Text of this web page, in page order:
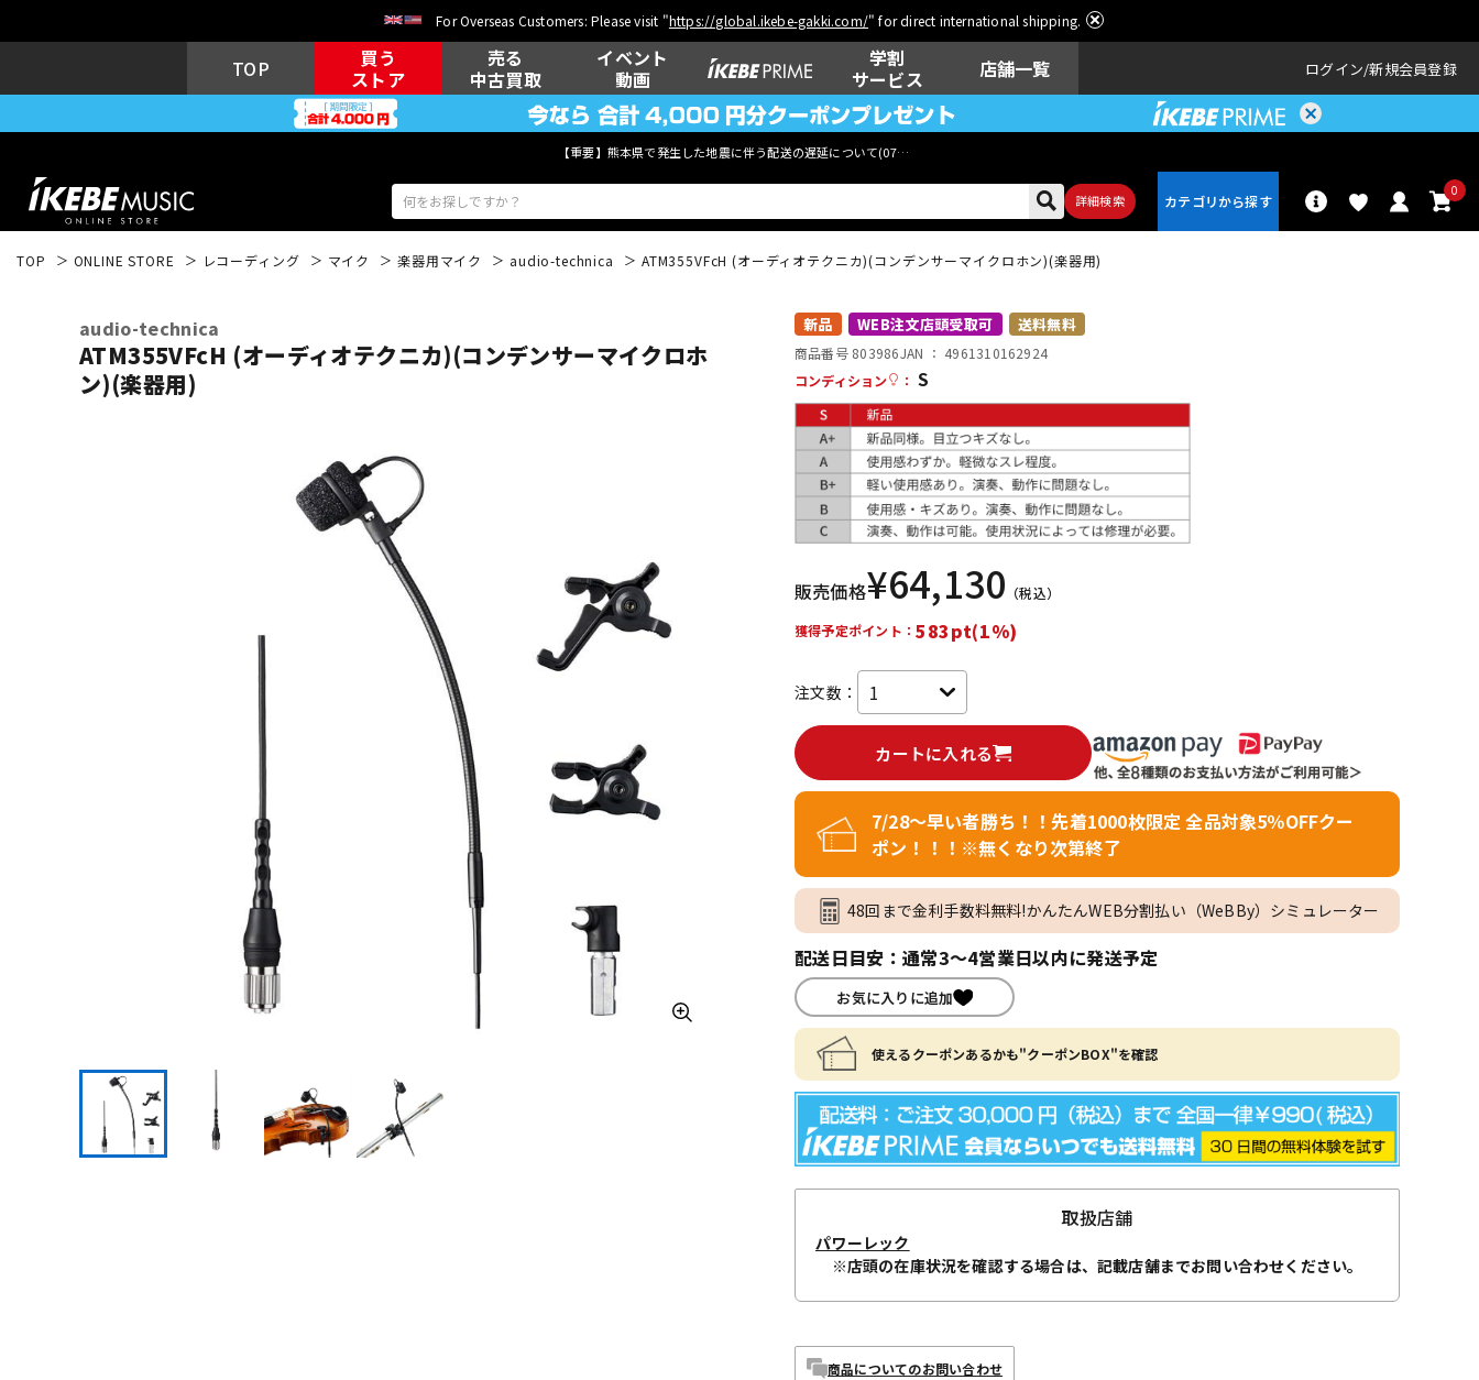
For Overseas Customers: Please visit "https://global.ikebe-gakki.com/" for direct international shipping.
TOP
買う
ストア
売る
中古買取
イベント
動画
学割
サービス
店舗一覧 ログイン 新規会員登録
【重要】熊本県で発生した地震に伴う配送の遅延について(07月29日
詳細検索
0
ウクレレ ドラム
その他楽器
DTM レコーディン
グ機器
配信/ライブ
機器
ヴィンテージ
TOP ONLINE STORE レコーディング マイク 楽器用マイク audio-technica ATM355VFcH (オーディオテクニカ)(コンデンサーマイクロホン)(楽器用)
audio-technica
ATM355VFcH (オーディオテクニカ)(コンデンサーマイクロホ
ン)(楽器用)
新品 WEB注文店頭受取可 送料無料
商品番号 803986JAN ： 4961310162924
コンディション
： S
販売価格¥64,130 （税込）
獲得予定ポイント： 583pt(1%)
注文数：
カートに入れる
7/28～早い者勝ち！！先着1000枚限定 全品対象5％OFFクー
ポン！！！※無くなり次第終了
48回まで金利手数料無料!かんたんWEB分割払い（WeBBy）シミュレーター
配送日目安：通常3～4営業日以内に発送予定
お気に入りに追加
使えるクーポンあるかも"クーポンBOX"を確認
取扱店舗
パワーレック
※店頭の在庫状況を確認する場合は、記載店舗までお問い合わせください。
商品についてのお問い合わせ